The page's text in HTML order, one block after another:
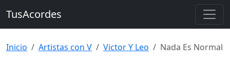
TusAcordes
Inicio Artistas con V Victor Y Leo Nada Es Normal